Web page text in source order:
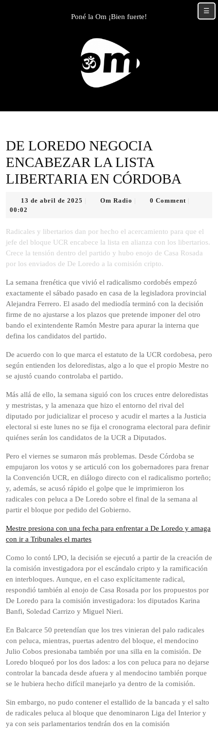
Poné la Om ¡Bien fuerte!
DE LOREDO NEGOCIA
ENCABEZAR LA LISTA
LIBERTARIA EN CÓRDOBA
13 de abril de 2025
2025
Om Radio 0 Comment
00:02
Radicales y libertarios dan por hecho el acercamiento para que el
jefe del bloque UCR encabece la lista en alianza con los libertarios.
Crece la tensión dentro del partido y hubo enojo de Casa Rosada
por los enviados de De Loredo a la comisión cripto.
La semana frenética que vivió el radicalismo cordobés empezó
exactamente el sábado pasado en casa de la legisladora provincial
Alejandra Ferrero. El asado del mediodía terminó con la decisión
firme de no ajustarse a los plazos que pretende imponer del otro
bando el exintendente Ramón Mestre para apurar la interna que
defina los candidatos del partido.
De acuerdo con lo que marca el estatuto de la UCR cordobesa, pero
según entienden los deloredistas, algo a lo que el propio Mestre no
se ajustó cuando controlaba el partido.
Más allá de ello, la semana siguió con los cruces entre deloredistas
y mestristas, y la amenaza que hizo el entorno del rival del
diputado por judicializar el proceso y acudir el martes a la Justicia
electoral si este lunes no se fija el cronograma electoral para definir
quiénes serán los candidatos de la UCR a Diputados.
Pero el viernes se sumaron más problemas. Desde Córdoba se
empujaron los votos y se articuló con los gobernadores para frenar
la Convención UCR, en diálogo directo con el radicalismo porteño;
y, además, se acusó rápido el golpe que le imprimieron los
radicales con peluca a De Loredo sobre el final de la semana al
partir el bloque por pedido del Gobierno.
Mestre presiona con una fecha para enfrentar a De Loredo y amaga
con ir a Tribunales el martes
Como lo contó LPO, la decisión se ejecutó a partir de la creación de
la comisión investigadora por el escándalo cripto y la ramificación
en interbloques. Aunque, en el caso explícitamente radical,
respondió también al enojo de Casa Rosada por los propuestos por
De Loredo para la comisión investigadora: los diputados Karina
Banfi, Soledad Carrizo y Miguel Nieri.
En Balcarce 50 pretendían que los tres vinieran del palo radicales
con peluca, mientras, puertas adentro del bloque, el mendocino
Julio Cobos presionaba también por una silla en la comisión. De
Loredo bloqueó por los dos lados: a los con peluca para no dejarse
controlar la bancada desde afuera y al mendocino también porque
se le hubiera hecho difícil manejarlo ya dentro de la comisión.
Sin embargo, no pudo contener el estallido de la bancada y el salto
de radicales peluca al bloque que denominaron Liga del Interior y
ya con seis parlamentarios tendrán dos en la comisión
☰